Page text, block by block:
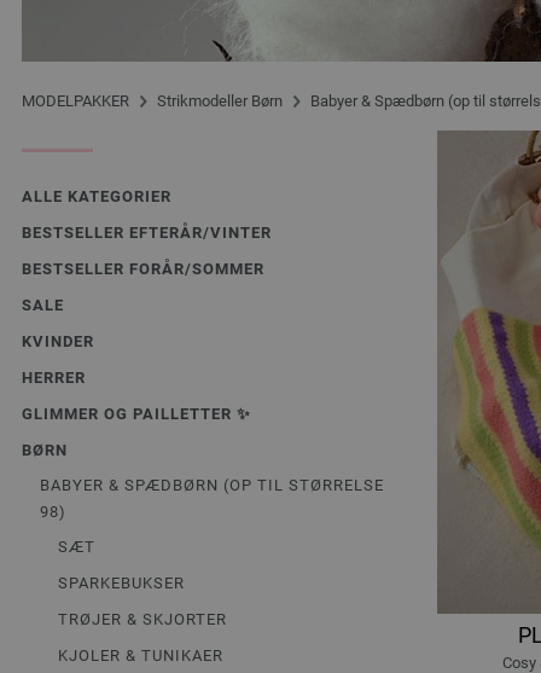
MODELPAKKER Strikmodeller Børn Babyer & Spædbørn (op til
ALLE KATEGORIER
BESTSELLER EFTERÅR/VINTER
BESTSELLER FORÅR/SOMMER
SALE
KVINDER
HERRER
GLIMMER OG PAILLETTER ✨️
BØRN
BABYER & SPÆDBØRN (OP TIL STØRRELSE
98)
SÆT
SPARKEBUKSER
TRØJER & SKJORTER
KJOLER & TUNIKAER
Cosy